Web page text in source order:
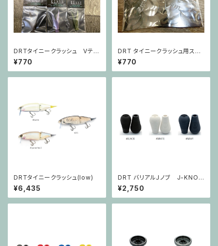
DRTタイニークラッシュ Vテー
ル
¥770
DRT タイニークラッシュ用スペ
アーリップ TINY KLASHスペ
アーリップ
¥770
DRTタイニークラッシュ(low)
¥6,435
DRT バリアルＪノブ J-KNOB
FAT
¥2,750